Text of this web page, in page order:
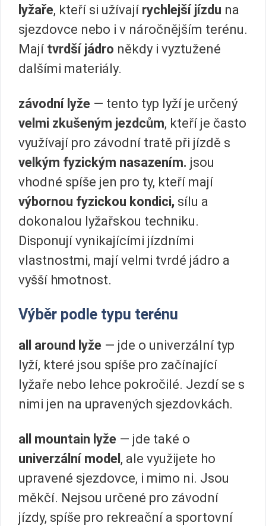
lyžaře, kteří si užívají rychlejší jízdu na
sjezdovce nebo i v náročnějším terénu.
Mají tvrdší jádro někdy i vyztužené
dalšími materiály.
závodní lyže — tento typ lyží je určený
velmi zkušeným jezdcům, kteří je často
využívají pro závodní tratě při jízdě s
velkým fyzickým nasazením. jsou
vhodné spíše jen pro ty, kteří mají
výbornou fyzickou kondici, sílu a
dokonalou lyžařskou techniku.
Disponují vynikajícími jízdními
vlastnostmi, mají velmi tvrdé jádro a
vyšší hmotnost.
Výběr podle typu terénu
all around lyže — jde o univerzální typ
lyží, které jsou spíše pro začínající
lyžaře nebo lehce pokročilé. Jezdí se s
nimi jen na upravených sjezdovkách.
all mountain lyže — jde také o
univerzální model , ale využijete ho
upravené sjezdovce, i mimo ni. Jsou
měkčí. Nejsou určené pro závodní
jízdy, spíše pro rekreační a sportovní